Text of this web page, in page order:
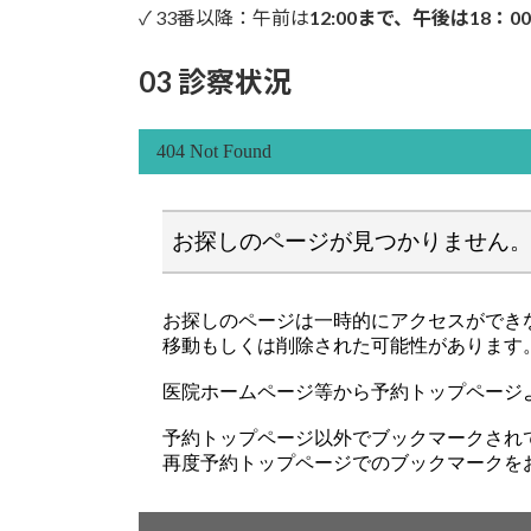
✓ 33番以降：午前は12:00まで、午後は18：
03 診察状況